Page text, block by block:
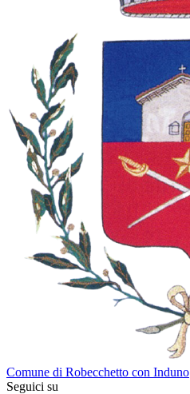
Comune di Robecchetto con Induno
Seguici su